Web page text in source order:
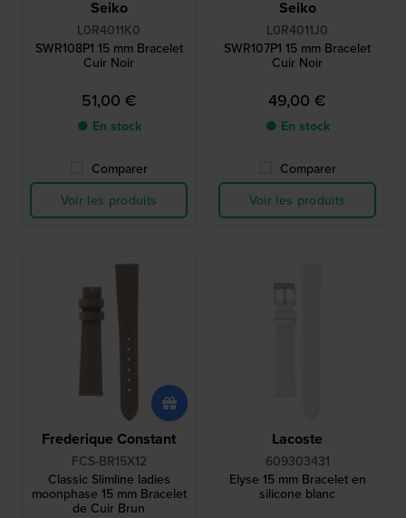
Seiko
L0R4011K0
SWR108P1 15 mm Bracelet
Cuir Noir
51,00 €
● En stock
Comparer
Voir les produits
Seiko
L0R4011J0
SWR107P1 15 mm Bracelet
Cuir Noir
49,00 €
● En stock
Comparer
Voir les produits
Frederique Constant
FCS-BR15X12
Classic Slimline ladies
moonphase 15 mm Bracelet
de Cuir Brun
Lacoste
609303431
Elyse 15 mm Bracelet en
silicone blanc